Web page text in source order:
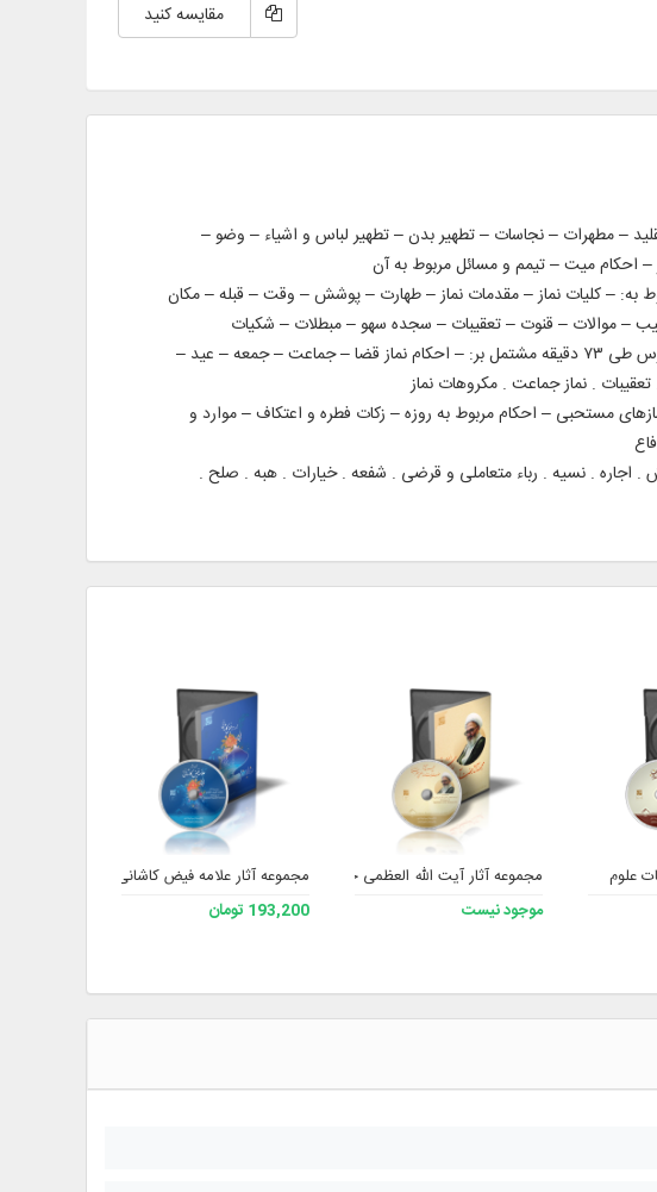
مقایسه کنید
تقلید تا بحث نماز در ۲۴ درس طی ۷۳ دقیقه شامل مباحث: – تقلید – مطهرات – نجاسات – تطهیر بدن – تطهیر لباس و اشیاء – وضو –
میت – تیمم و مسائل مربوط به آن
شكیات در ۲۱ درس طی یك ساعت شامل احكام مربوط به: – كلیات نماز – مقدمات نماز – طهارت – پوشش – وقت – قبله – مكان
– موالات – قنوت – تعقیبات – سجده سهو – مبطلات – شكیات
نور احكام ۳: آموزش ۲۶۵ مساله از احكام عملیه در مورد انواع نماز و آداب آن به همراه احكام ویژه قرآن در 16 درس طی ۷۳ دقیقه مشتمل بر: – احكام نماز قضا – جماعت – جمعه – عید –
. نماز جماعت . مكروهات نماز
– فضیلت و كیفیت نمازهای مستحبی – احكام مربوط به روزه – زكات فطره و اعتكاف – موارد و
فروش . اجاره . نسیه . رباء متعاملی و قرضی . شفعه . خیارات . هبه . صلح .
علوم
مجموعه آثار آیت الله العظمی جعفر سبحانی حفظه الله 2
موجود نیست
مجموعه آثار علامه فیض کاشانی رحمه الله
193,200 تومان